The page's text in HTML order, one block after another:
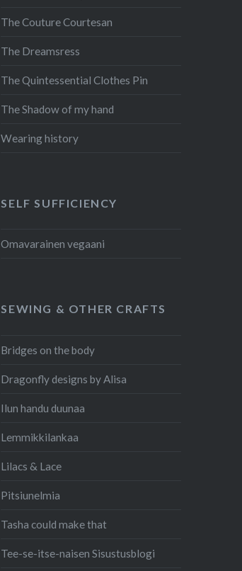
The Couture Courtesan
The Dreamsress
The Quintessential Clothes Pin
The Shadow of my hand
Wearing history
SELF SUFFICIENCY
Omavarainen vegaani
SEWING & OTHER CRAFTS
Bridges on the body
Dragonfly designs by Alisa
Ilun handu duunaa
Lemmikkilankaa
Lilacs & Lace
Pitsiunelmia
Tasha could make that
Tee-se-itse-naisen Sisustusblogi